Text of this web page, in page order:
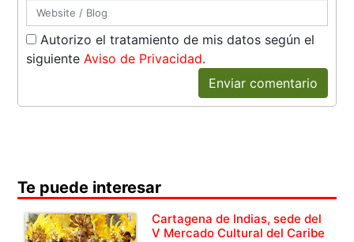
Autorizo el tratamiento de mis datos según el
siguienteAviso de Privacidad.
Enviar comentario
Te puede interesar
Cartagena de Indias, sede del
V Mercado Cultural del Caribe